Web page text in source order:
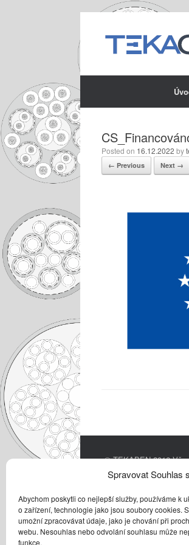
Spravovat Souhlas
Abychom poskytli co nejlepší služby, používáme k
o zařízení, technologie jako jsou soubory cookies.
umožní zpracovávat údaje, jako je chování při
webu. Nesouhlas nebo odvolání souhlasu může
funkce.
content
Posted on 16.12.2022 by
← Previous Next →
© TEKABEN 2016
vyhrazena.